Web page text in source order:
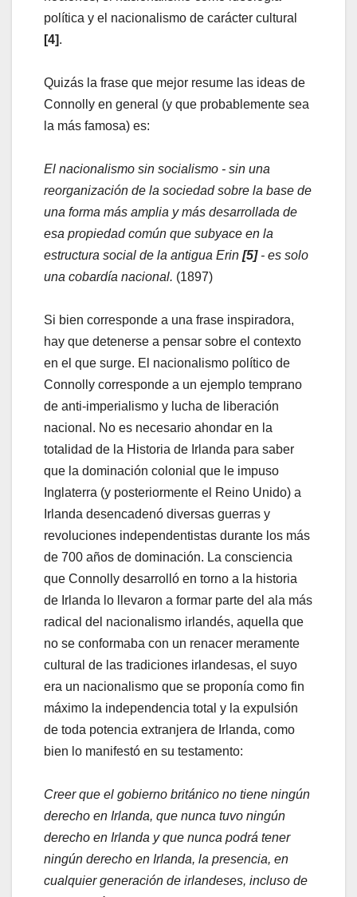
política y el nacionalismo de carácter cultural
[4].
Quizás la frase que mejor resume las ideas de
Connolly en general (y que probablemente sea
la más famosa) es:
El nacionalismo sin socialismo - sin una
reorganización de la sociedad sobre la base de
una forma más amplia y más desarrollada de
esa propiedad común que subyace en la
estructura social de la antigua Erin [5]- es solo
una cobardía nacional. (1897)
Si bien corresponde a una frase inspiradora,
hay que detenerse a pensar sobre el contexto
en el que surge. El nacionalismo político de
Connolly corresponde a un ejemplo temprano
de anti-imperialismo y lucha de liberación
nacional. No es necesario ahondar en la
totalidad de la Historia de Irlanda para saber
que la dominación colonial que le impuso
Inglaterra (y posteriormente el Reino Unido) a
Irlanda desencadenó diversas guerras y
revoluciones independentistas durante los más
de 700 años de dominación. La consciencia
que Connolly desarrolló en torno a la historia
de Irlanda lo llevaron a formar parte del ala más
radical del nacionalismo irlandés, aquella que
no se conformaba con un renacer meramente
cultural de las tradiciones irlandesas, el suyo
era un nacionalismo que se proponía como fin
máximo la independencia total y la expulsión
de toda potencia extranjera de Irlanda, como
bien lo manifestó en su testamento:
Creer que el gobierno británico no tiene ningún
derecho en Irlanda, que nunca tuvo ningún
derecho en Irlanda y que nunca podrá tener
ningún derecho en Irlanda, la presencia, en
cualquier generación de irlandeses, incluso de